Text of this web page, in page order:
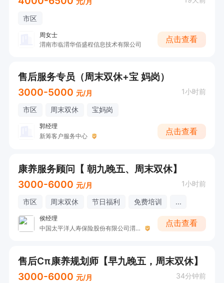
市区
周女士
渭南市临渭华佰盛程信息技术有限公司
点击查看
售后服务专员（周末双休+宝 妈岗）
3000-5000 元/月 1小时前
市区 周末双休 宝妈岗
郭经理
新筹客户服务中心
点击查看
康养服务顾问【 朝九晚五、周末双休】
3000-6000 元/月 1小时前
市区 周末双休 节日福利 免费培训 ...
侯经理
中国太平洋人寿保险股份有限公司渭南中心支公司
点击查看
售后Cπ康养规划师【早九晚五，周末双休】
3000-6000 元/月 34分钟前